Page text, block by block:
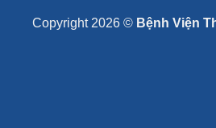
Copyright 2026 © Bệnh Viện